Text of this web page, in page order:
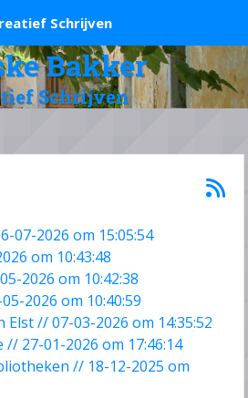
Schrijven
Bakker
Schrijven
07-2026 om 15:05:54
om 10:43:48
2026 om 10:42:38
2026 om 10:40:59
Elst // 07-03-2026 om 14:35:52
27-01-2026 om 17:46:14
// 18-12-2025 om